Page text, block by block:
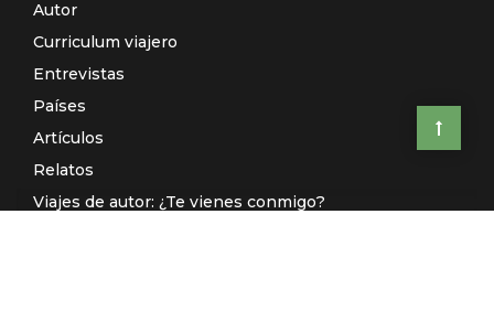
Autor
Curriculum viajero
Entrevistas
Países
Artículos
Relatos
Viajes de autor: ¿Te vienes conmigo?